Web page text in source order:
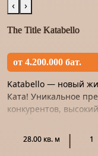
‹ ›
The Title Katabello
от 4.200.000 бат.
Katabello — новый
Ката! Уникальное
конкурентов,
28.00 кв. м 1